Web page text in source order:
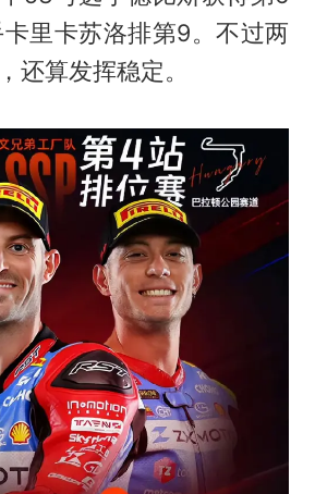
里卡苏洛排第9。不过两
还算发挥稳定。